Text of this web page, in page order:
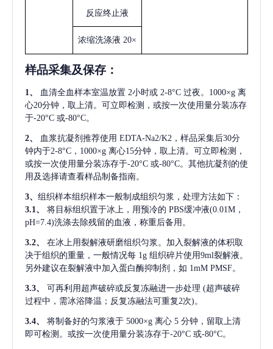
反应终止液
浓缩洗涤液 20×
样品采集及保存 ：
1、 血清全血样本室温放置 2小时或 2-8°C 过夜。1000×g 离
心20分钟，取上清。可立即检测，或按一次使用量分装冻存
于-20°C 或-80°C。
2、 血浆抗凝剂推荐使用 EDTA-Na2/K2，样品采集后30分
钟内于2-8°C，1000×g 离心15分钟，取上清。可立即检测，
或按一次使用量分装冻存于-20°C 或-80°C。其他抗凝剂的使
用及选择请查看样品制备指南。
3、 组织样本组织样本一般制成组织匀浆，处理方法如下：
3.1、
将目标组织置于冰上，用预冷的 PBS缓冲液(0.01M，
pH=7.4)洗涤去除残留的血液，称重后备用。
3.2、
在冰上用裂解液研磨组织匀浆。加入裂解液的体积取
决于组织的重量，一般情况每 1g 组织碎片使用9ml裂解液。
另外建议在裂解液中加入蛋白酶抑制剂，如 1mM PMSF。
3.3、 可再利用超声破碎或反复冻融进一步处理 (超声破碎
过程中，需冰浴降温；反复冻融法可重复2次)。
3.4、 将制备好的匀浆液于 5000×g 离心 5 分钟，留取上清
即可检测。或按一次使用量分装冻存于-20°C 或-80°C。